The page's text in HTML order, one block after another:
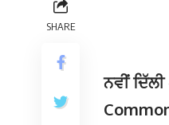
SHARE
ਨਵੀਂ ਦਿੱਲੀ